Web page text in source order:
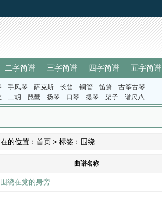
二字简谱 三字简谱 四字简谱 五字简谱
手风琴 萨克斯 长笛 铜管 笛箫
古筝古琴
二胡 琵琶 扬琴 口琴 提琴 架子 谱尺八
的位置： 首页 > 标签：围绕
曲谱名称
围绕在党的身旁